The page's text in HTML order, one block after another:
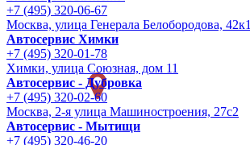
+7 (495) 320-06-67
Москва, улица Генерала Белобородова, 42к1
Автосервис Химки
+7 (495) 320-01-78
Химки, улица Союзная, дом 11
Автосервис - Дубровка
+7 (495) 320-02-60
Москва, 2-я улица Машиностроения, 27с2
Автосервис - Мытищи
+7 (495) 320-46-20